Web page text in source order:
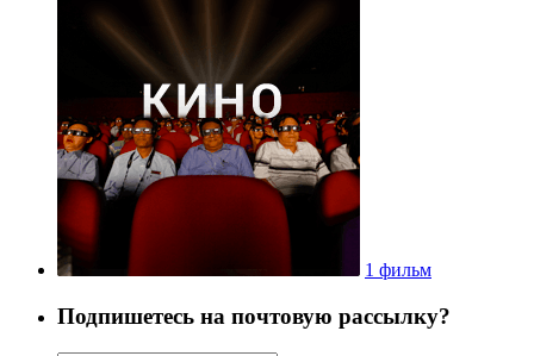
1 фильм
Подпишетесь на почтовую рассылку?